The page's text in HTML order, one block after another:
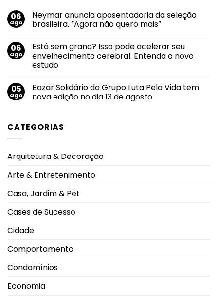
coloca
cidades
da
alerta
vermelho
em
Coreia
do
míssil
balístico
e
eleva
Leste
Asiático
06
ago
Neymar anuncia aposentadoria da seleção
brasileira. “Agora não quero mais”
em
Neymar
anuncia
aposentadoria
brasileira.
“Agora
não
06
ago
Está sem grana? Isso pode acelerar seu
envelhecimento cerebral. Entenda o novo
estudo
em
Está
sem
acelerar
seu
o
05
ago
Bazar Solidário do Grupo Luta Pela Vida tem
nova edição no dia 13 de agosto
Bazar
Solidário
Pela
nova
dia
de
agosto
CATEGORIAS
Arquitetura & Decoração
Arte & Entretenimento
Casa, Jardim & Pet
Cases de Sucesso
Cidade
Comportamento
Condomínios
Economia